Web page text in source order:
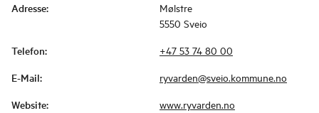
Adresse:
Mølstre
5550 Sveio
Telefon: +47 53 74 80 00
E-Mail: ryvarden@sveio.kommune.no
Website: www.ryvarden.no